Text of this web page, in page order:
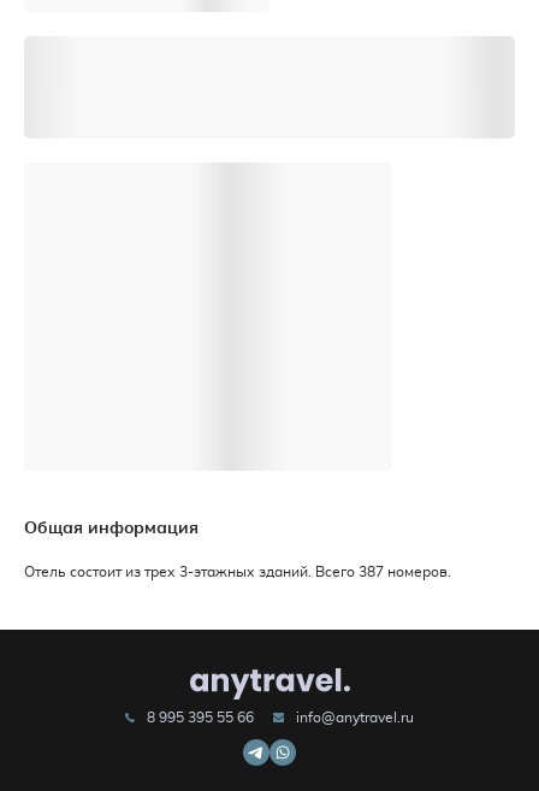
Общая информация
Отель состоит из трех 3-этажных зданий. Всего 387 номеров.
8 995 395 55 66 info@anytravel.ru